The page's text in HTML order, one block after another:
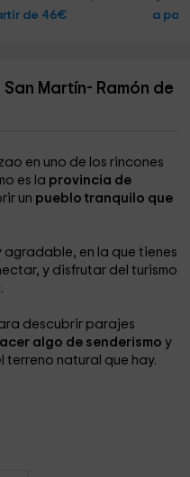
de 46€ a
Martín- Ramón de
en uno de los rincones
es la provincia de
un pueblo tranquilo que
en la que tienes
y disfrutar del turismo
descubrir parajes
algo de senderismo y
natural que hay.